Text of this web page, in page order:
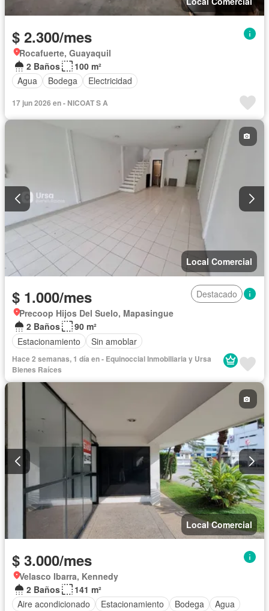
$ 2.300/mes
Rocafuerte, Guayaquil
2 Baños
100 m²
Agua
Bodega Electricidad
17 jun 2026 en - NICOAT S A
Local Comercial
$ 1.000/mes
Destacado
Precoop Hijos Del Suelo, Mapasingue
2 Baños
90 m²
Estacionamiento
Sin amoblar
Hace 2 semanas, 1 día en - Equinoccial Inmobiliaria y Ursa
Bienes Raíces
Local Comercial
$ 3.000/mes
Velasco Ibarra, Kennedy
2 Baños
141 m²
Aire acondicionado
Estacionamiento Bodega
Agua